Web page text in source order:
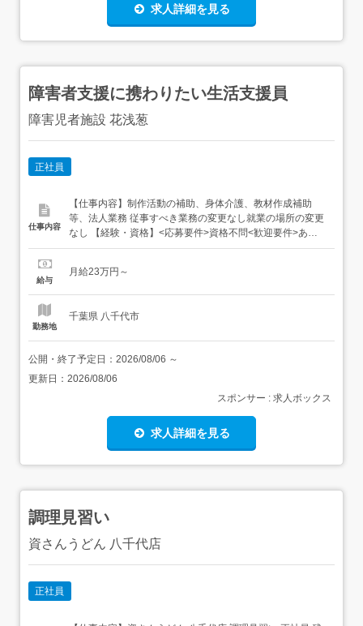
求人詳細を見る
障害者支援に携わりたい生活支援員
障害児者施設 花浅葱
正社員
仕事内容
【仕事内容】制作活動の補助、身体介護、教材作成補助
等、法人業務 従事すべき業務の変更なし就業の場所の変更
なし 【経験・資格】<応募要件>資格不問<歓迎要件>あれ
ば尚可・普通自動車運転免許(AT車限定免許可)・ヘルパー2
【給与】月給 230,000円 〜 <給与の備考>昇給 年1回資格手
給与
月給23万円～
勤務地
千葉県 八千代市
公開・終了予定日： 2026/08/06 ～
更新日： 2026/08/06
スポンサー : 求人ボックス
求人詳細を見る
調理見習い
資さんうどん 八千代店
正社員